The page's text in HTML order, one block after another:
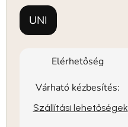
UNI
Elérhetőség
Várható kézbesítés:
Szállítási lehetőségek